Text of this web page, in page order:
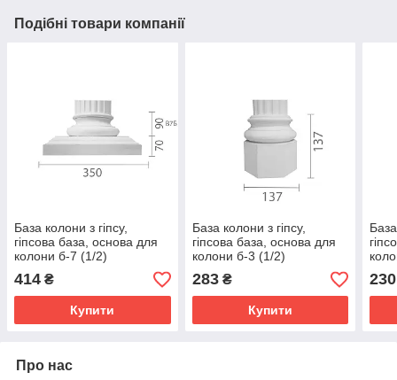
Подібні товари компанії
База колони з гіпсу,
гіпсова база, основа для
колони б-7 (1/2)
414 ₴
Купити
База колони з гіпсу,
гіпсова база, основа для
колони б-3 (1/2)
283₴
Купити
230
Про нас